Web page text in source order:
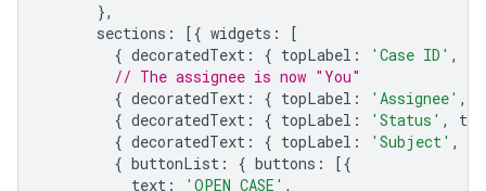
},
sections : [{ widgets :
[
{ decoratedText : { topLabel : 'Case ID' ,
// The assignee is now "You"
{ decoratedText : { topLabel : 'Assignee' ,
{ decoratedText : { topLabel : 'Status' ,
{ decoratedText : { topLabel : 'Subject' ,
{ buttonList : { buttons :
[{
text : 'OPEN CASE' ,